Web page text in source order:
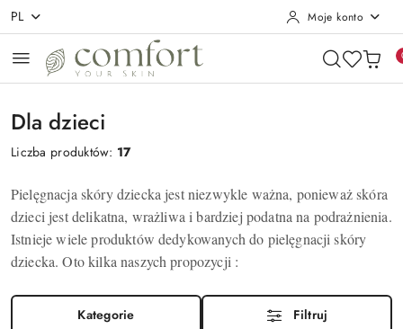
Przejdź do treści głównej
Przejdź do wyszukiwarki
Przejdź do moje konto
Przejdź do menu głównego
Przejdź do stopki
PL Moje konto
Dla dzieci
Liczba produktów: 17
Pielęgnacja skóry dziecka jest niezwykle ważna, ponieważ skóra
dzieci jest delikatna, wrażliwa i bardziej podatna na podrażnienia.
Istnieje wiele produktów dedykowanych do pielęgnacji skóry
dziecka. Oto kilka naszych propozycji :
Kategorie Filtruj